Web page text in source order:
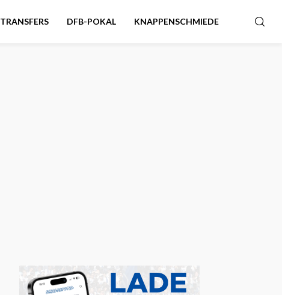
TRANSFERS DFB-POKAL KNAPPENSCHMIEDE